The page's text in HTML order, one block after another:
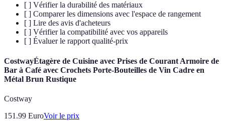
[ ] Vérifier la durabilité des matériaux
[ ] Comparer les dimensions avec l'espace de rangement
[ ] Lire des avis d'acheteurs
[ ] Vérifier la compatibilité avec vos appareils
[ ] Évaluer le rapport qualité-prix
CostwayÉtagère de Cuisine avec Prises de Courant Armoire de
Bar à Café avec Crochets Porte-Bouteilles de Vin Cadre en
Métal Brun Rustique
Costway
151.99 EuroVoir le prix